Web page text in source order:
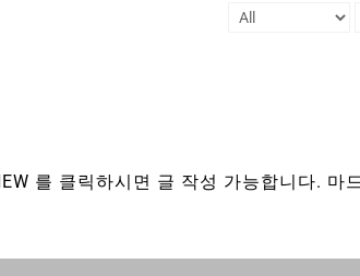
를 클릭하시면 글 작성 가능합니다.